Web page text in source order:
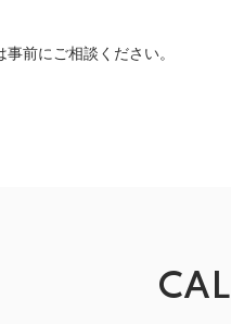
前にご相談ください。